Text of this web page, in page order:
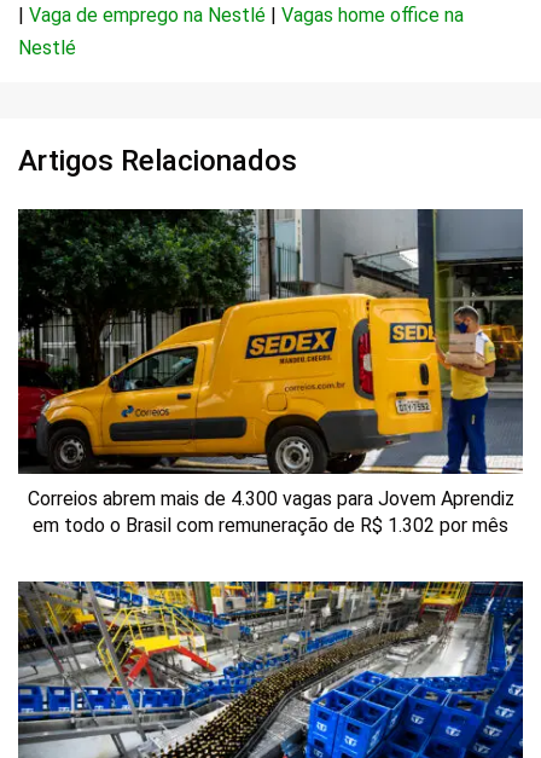
Vaga de emprego na Nestlé
Vagas home office na
Nestlé
Artigos Relacionados
Correios abrem mais de 4.300 vagas para Jovem Aprendiz
em todo o Brasil com remuneração de R$ 1.302 por mês